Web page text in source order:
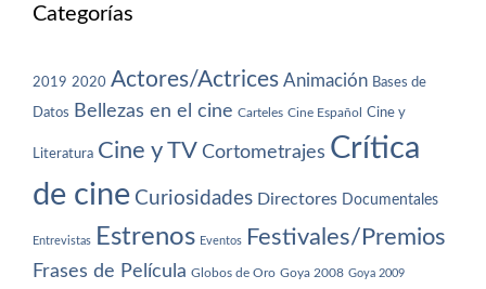
Categorías
2019 2020 Actores/Actrices Animación Bases de
Datos Bellezas en el cine Carteles Cine Español Cine y
Literatura Cine y TV Cortometrajes Crítica
de cine Curiosidades Directores Documentales
Entrevistas Estrenos Eventos Festivales/Premios
Frases de Película Globos de Oro Goya 2008 Goya 2009